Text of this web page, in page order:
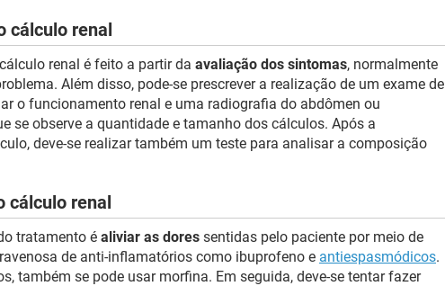
cálculo renal
renal é feito a partir da avaliação dos sintomas, normalmente
Além disso, pode-se prescrever a realização de um exame de
o funcionamento renal e uma radiografia do abdômen ou
se observe a quantidade e tamanho dos cálculos. Após a
deve-se realizar também um teste para analisar a composição
cálculo renal
tratamento é aliviar as dores sentidas pelo paciente por meio de
de anti-inflamatórios como ibuprofeno e antiespasmódicos.
também se pode usar morfina. Em seguida, deve-se tentar fazer